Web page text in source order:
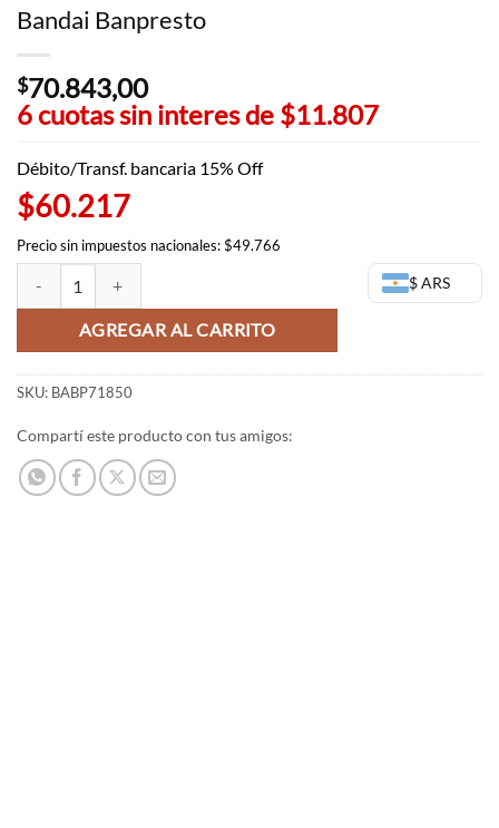
Bandai Banpresto
$70.843,00
6 cuotas sin interes de $11.807
Débito/Transf. bancaria 15% Off
$60.217
Precio sin impuestos nacionales: $49.766
$ ARS
Yoruichi Shihoin - Maximatic - Bleach - Bandai Banpresto cantidad
AGREGAR AL CARRITO
SKU: BABP71850
Compartí este producto con tus amigos: